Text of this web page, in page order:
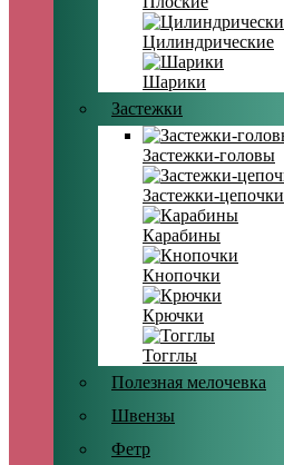
Цилиндрические
Шарики
Застежки
Застежки-головы
Застежки-цепочки
Карабины
Кнопочки
Крючки
Тогглы
Полезная мелочевка
Швензы
Фетр